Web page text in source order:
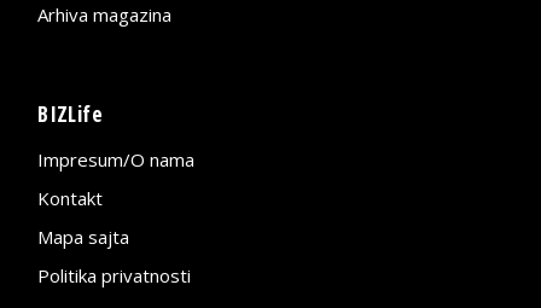
Arhiva magazina
BIZLife
Impresum/O nama
Kontakt
Mapa sajta
Politika privatnosti